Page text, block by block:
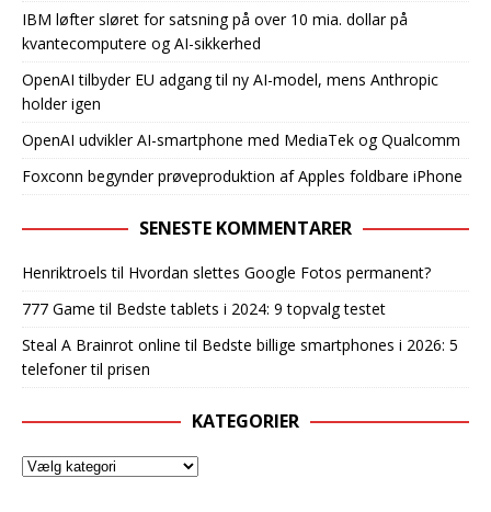
IBM løfter sløret for satsning på over 10 mia. dollar på
kvantecomputere og AI-sikkerhed
OpenAI tilbyder EU adgang til ny AI-model, mens Anthropic
holder igen
OpenAI udvikler AI-smartphone med MediaTek og Qualcomm
Foxconn begynder prøveproduktion af Apples foldbare iPhone
SENESTE KOMMENTARER
Henriktroels til Hvordan slettes Google Fotos permanent?
777 Game til Bedste tablets i 2024: 9 topvalg testet
Steal A Brainrot online til Bedste billige smartphones i 2026: 5
telefoner til prisen
KATEGORIER